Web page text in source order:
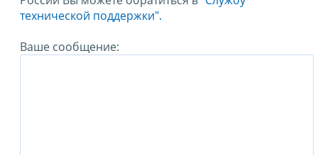
технической поддержки".
Ваше сообщение: